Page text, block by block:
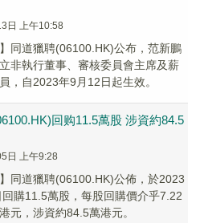
日 上午10:58
】同道獵聘(06100.HK)公布，范新鵬
非執行董事、審核委員會主席及薪
，自2023年9月12日起生效。
回购11.5萬股 涉資約84.5
日 上午9:28
】同道獵聘(06100.HK)公佈，於2023
購11.5萬股，每股回購價介乎7.22
元，涉資約84.5萬港元。